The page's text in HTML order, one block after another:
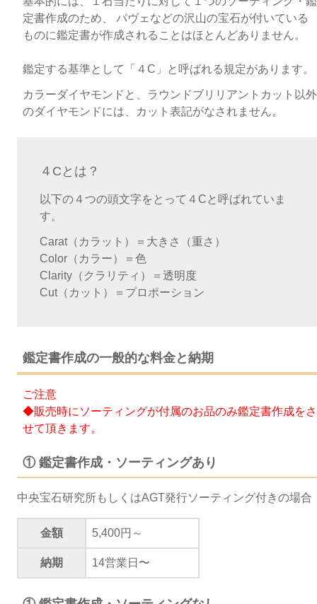
定書作成のため、 パヴェなどの沢山の宝石が付いている
ものに鑑定書が作成されることはほとんどありません。
鑑定する基準として「４C」と呼ばれる規定があります。
カラーダイヤモンドと、ラウンドブリリアントカット以外
のダイヤモンドには、カット表記がなされません。
４Cとは？
以下の４つの頭文字をとって４Cと呼ばれていま
す。
Carat（カラット）＝大きさ（重さ）
Color（カラー）＝色
Clarity（クラリティ）＝透明度
Cut（カット）＝プロポーション
鑑定書作成の一般的な料金と納期
ご注意
◆販売時にソーティングが付属のお品のみ鑑定書作成をさ
せて頂きます。
① 鑑定書作成・ソーティングあり
中央宝石研究所もしくはAGT発行ソーティング付きの場合
金額 5,400円～
納期 14営業日〜